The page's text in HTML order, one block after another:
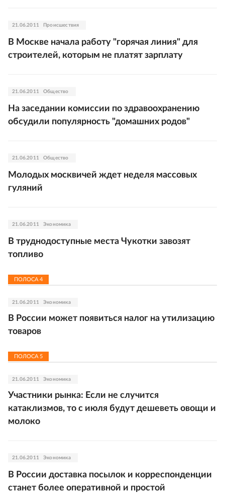
21.06.2011 Происшествия
В Москве начала работу "горячая линия" для
строителей, которым не платят зарплату
21.06.2011 Общество
На заседании комиссии по здравоохранению
обсудили популярность "домашних родов"
21.06.2011 Общество
Молодых москвичей ждет неделя массовых
гуляний
21.06.2011 Экономика
В труднодоступные места Чукотки завозят
топливо
ПОЛОСА4
21.06.2011 Экономика
В России может появиться налог на утилизацию
товаров
ПОЛОСА5
21.06.2011 Экономика
Участники рынка: Если не случится
катаклизмов, то с июля будут дешеветь овощи и
молоко
21.06.2011 Экономика
В России доставка посылок и корреспонденции
станет более оперативной и простой